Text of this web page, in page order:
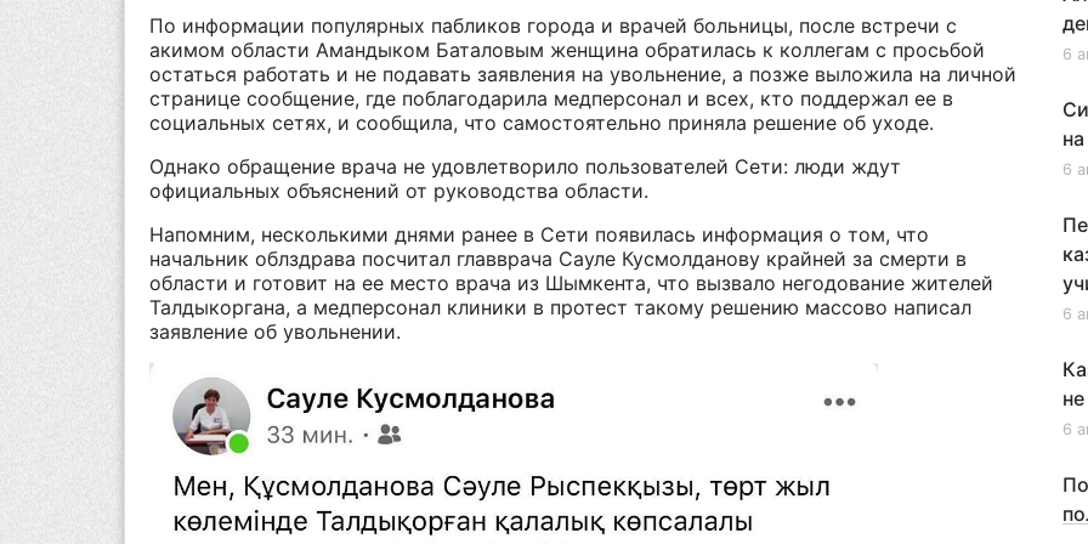
По информации популярных пабликов города и врачей больницы, после встречи с
акимом области Амандыком Баталовым женщина обратилась к коллегам с просьбой
остаться работать и не подавать заявления на увольнение, а позже выложила на личной
странице сообщение, где поблагодарила медперсонал и всех, кто поддержал ее в
социальных сетях, и сообщила, что самостоятельно приняла решение об уходе.
Однако обращение врача не удовлетворило пользователей Сети: люди ждут
официальных объяснений от руководства области.
Напомним, несколькими днями ранее в Сети появилась информация о том, что
начальник облздрава посчитал главврача Сауле Кусмолданову крайней за смерти в
области и готовит на ее место врача из Шымкента, что вызвало негодование жителей
Талдыкоргана, а медперсонал клиники в протест такому решению массово написал
заявление об увольнении.
6
6
6
6